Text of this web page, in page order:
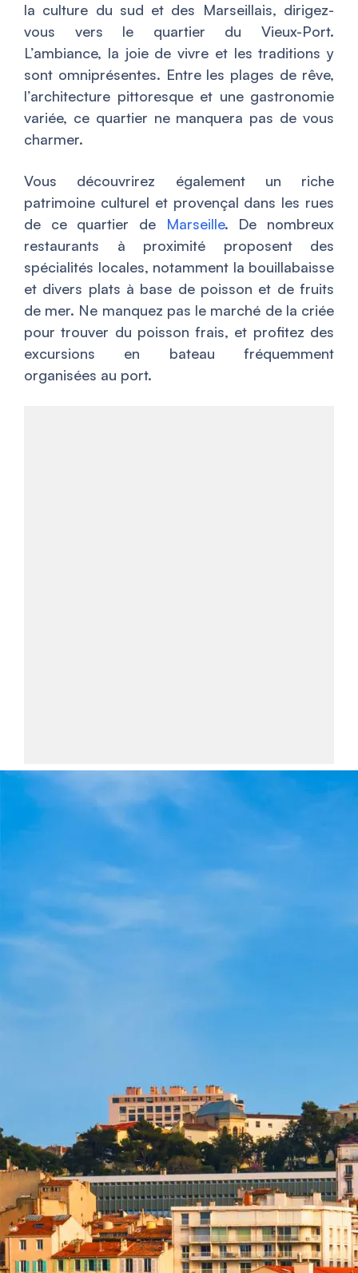
la culture du sud et des Marseillais, dirigez-
vous vers le quartier du Vieux-Port.
L’ambiance, la joie de vivre et les traditions y
sont omniprésentes. Entre les plages de rêve,
l’architecture pittoresque et une gastronomie
variée, ce quartier ne manquera pas de vous
charmer.
Vous découvrirez également un riche
patrimoine culturel et provençal dans les rues
de ce quartier de
Marseille. De nombreux
restaurants à proximité proposent des
spécialités locales, notamment la bouillabaisse
et divers plats à base de poisson et de fruits
de mer. Ne manquez pas le marché de la criée
pour trouver du poisson frais, et profitez des
excursions en bateau fréquemment
organisées au port.